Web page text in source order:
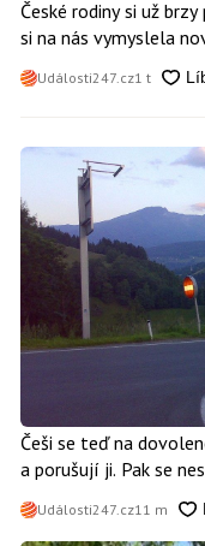
České rodiny si už
si na nás vymyslela
Události247.cz1 t
Češi se teď na
a porušují ji. Pak se
Události247.cz11 m